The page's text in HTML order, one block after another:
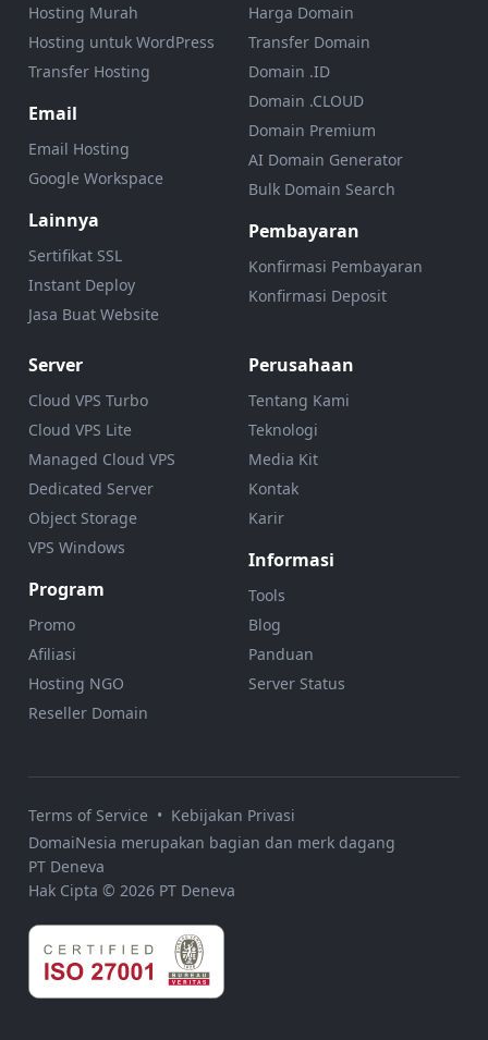
Hosting Murah
Hosting untuk WordPress
Transfer Hosting
Email
Email Hosting
Google Workspace
Lainnya
Sertifikat SSL
Instant Deploy
Jasa Buat Website
Harga Domain
Transfer Domain
Domain .ID
Domain .CLOUD
Domain Premium
AI Domain Generator
Bulk Domain Search
Pembayaran
Konfirmasi Pembayaran
Konfirmasi Deposit
Server
Cloud VPS Turbo
Cloud VPS Lite
Managed Cloud VPS
Dedicated Server
Object Storage
VPS Windows
Program
Promo
Afiliasi
Hosting NGO
Reseller Domain
Perusahaan
Tentang Kami
Teknologi
Media Kit
Kontak
Karir
Informasi
Tools
Blog
Panduan
Server Status
Terms of Service • Kebijakan Privasi
DomaiNesia merupakan bagian dan merk dagang
PT Deneva
Hak Cipta © 2026 PT Deneva